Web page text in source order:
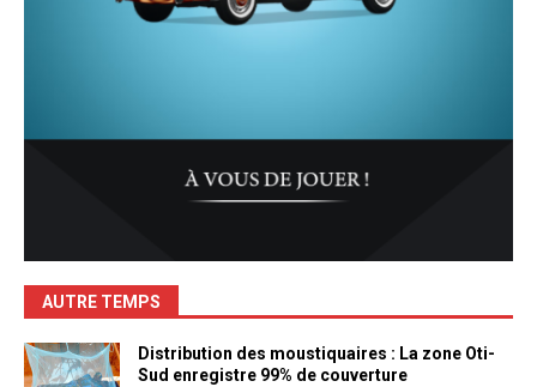
AUTRE TEMPS
Distribution des moustiquaires : La zone Oti-
Sud enregistre 99% de couverture